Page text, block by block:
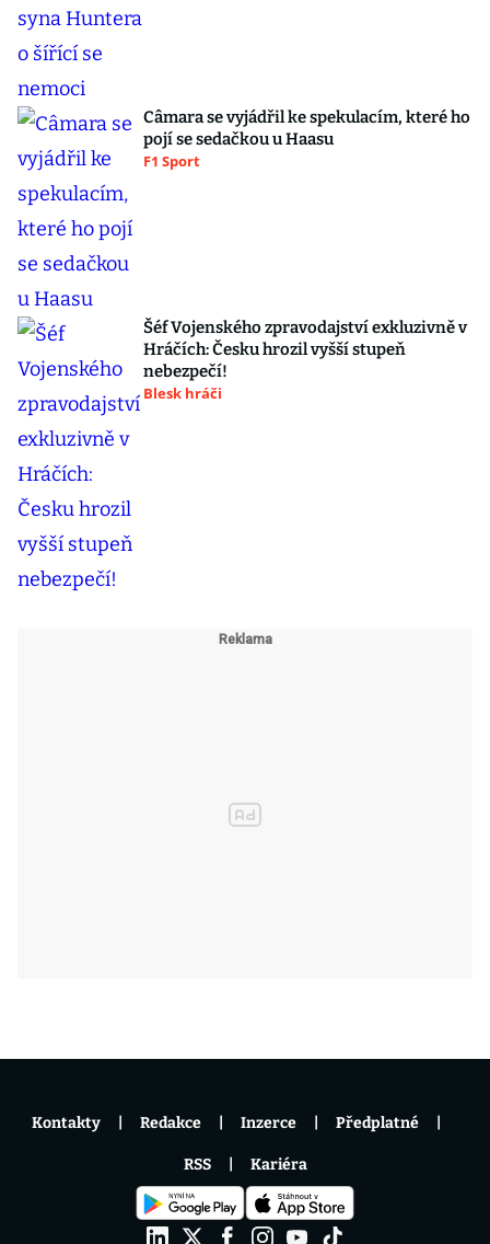
Câmara se vyjádřil ke spekulacím, které ho
pojí se sedačkou u Haasu
F1 Sport
Šéf Vojenského zpravodajství exkluzivně v
Hráčích: Česku hrozil vyšší stupeň
nebezpečí!
Blesk hráči
Kontakty Redakce Inzerce Předplatné
RSS Kariéra